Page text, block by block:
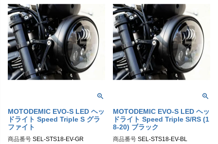
https://motodemic.com/shop/speed-tr
iple-s-rs-single-headlight-conversio
n/
MOTODEMIC EVO-S LED ヘッ
ドライト Speed Triple S グラ
ファイト
商品番号 SEL-STS18-EV-GR
MOTODEMIC EVO-S LED ヘッ
ドライト Speed Triple S/RS (1
8-20) ブラック
商品番号 SEL-STS18-EV-BL